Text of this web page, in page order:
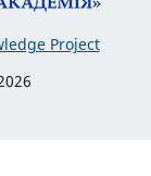
Project